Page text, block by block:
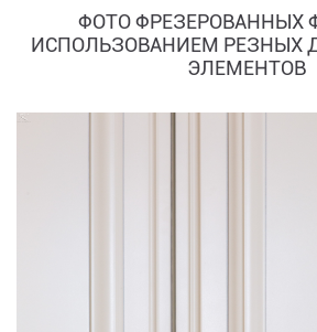
ФОТО ФРЕЗЕРОВАННЫХ
ИСПОЛЬЗОВАНИЕМ РЕЗНЫХ
ЭЛЕМЕНТОВ